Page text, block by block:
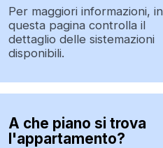
Per maggiori informazioni, in
questa pagina controlla il
dettaglio delle sistemazioni
disponibili.
A che piano si trova
l'appartamento?